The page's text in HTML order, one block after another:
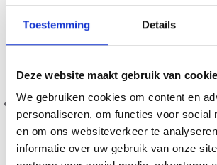
Toestemming Details
Deze website maakt gebruik van
We gebruiken cookies om content en
personaliseren, om functies voor social
en om ons websiteverkeer te
informatie over uw gebruik van onze